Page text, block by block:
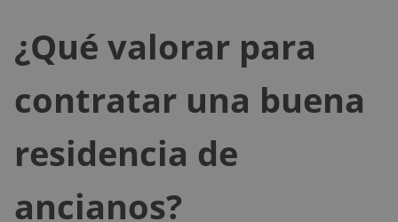
¿Qué valorar para
contratar una buena
residencia de
ancianos?